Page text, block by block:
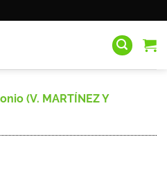
(V. MARTÍNEZ Y